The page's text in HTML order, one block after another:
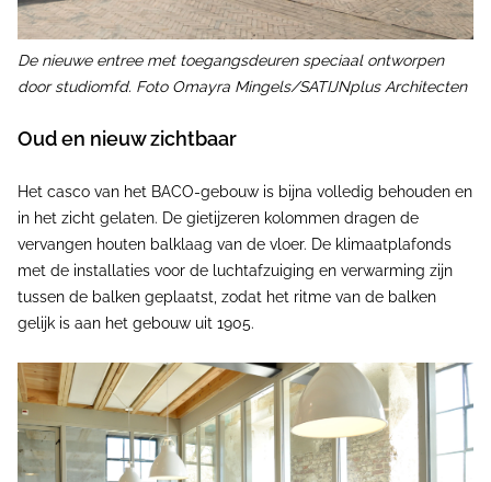
De nieuwe entree met toegangsdeuren speciaal ontworpen
door studiomfd. Foto Omayra Mingels/SATIJNplus Architecten
Oud en nieuw zichtbaar
Het casco van het BACO-gebouw is bijna volledig behouden en
in het zicht gelaten. De gietijzeren kolommen dragen de
vervangen houten balklaag van de vloer. De klimaatplafonds
met de installaties voor de luchtafzuiging en verwarming zijn
tussen de balken geplaatst, zodat het ritme van de balken
gelijk is aan het gebouw uit 1905.